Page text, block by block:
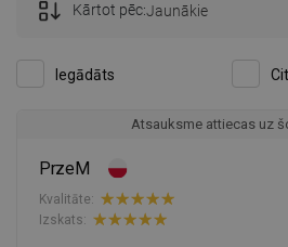
Iegādāts
Kārtot pēc:Jaunākie
Atsauksme attiecas uz
PrzeM
Kvalitāte:
Izskats: